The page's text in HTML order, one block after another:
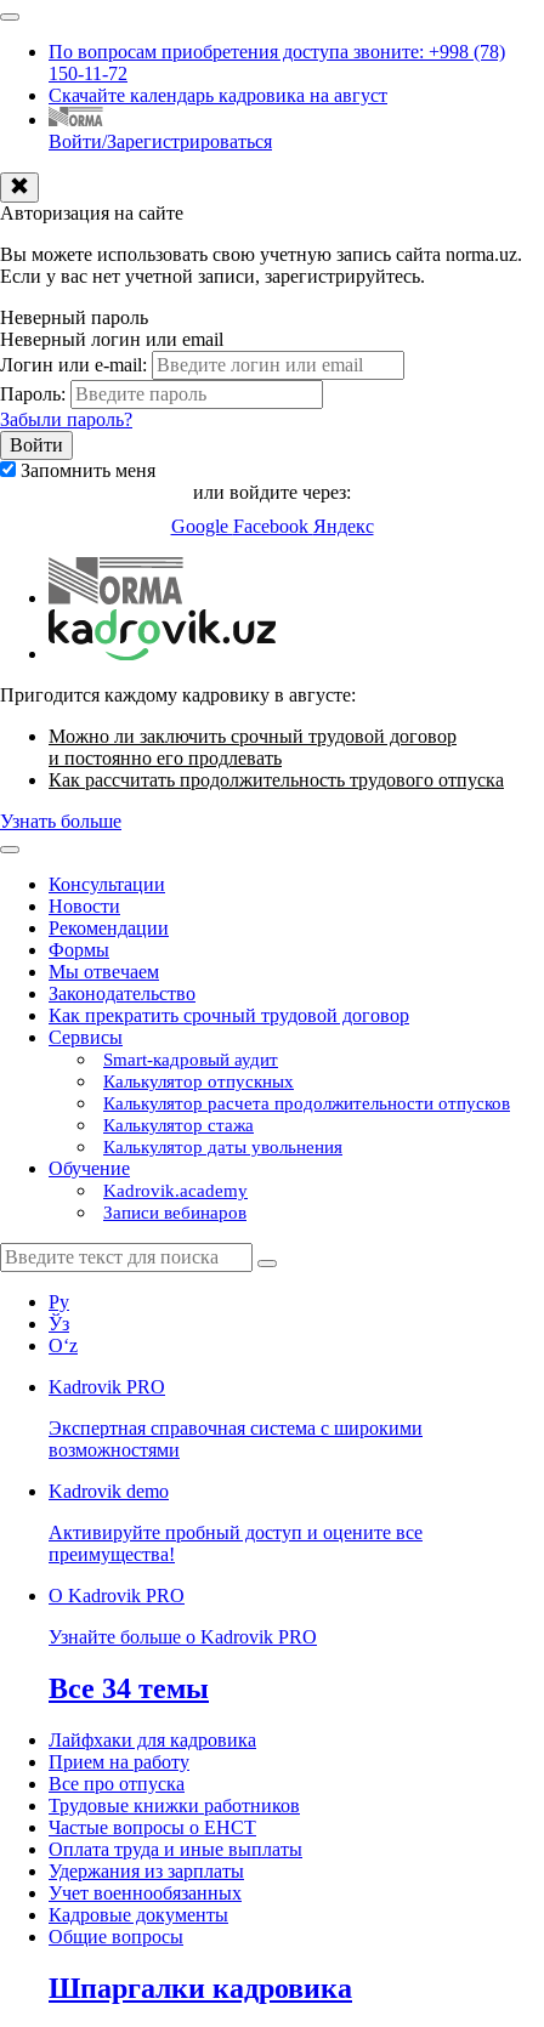
По вопросам приобретения доступа звоните: +998 (78)
150-11-72
Скачайте календарь кадровика на август
Войти/Зарегистрироваться
Авторизация на сайте
Вы можете использовать свою учетную запись сайта norma.uz.
Если у вас нет учетной записи, зарегистрируйтесь.
Неверный пароль
Неверный логин или email
Логин или e-mail:
Пароль:
Забыли пароль?
Запомнить меня
или войдите через:
Google Facebook Яндекс
Пригодится каждому кадровику в августе:
Можно ли заключить срочный трудовой договор
и постоянно его продлевать
Как рассчитать продолжительность трудового отпуска
Узнать больше
Консультации
Новости
Рекомендации
Формы
Мы отвечаем
Законодательство
Как прекратить срочный трудовой договор
Сервисы
Smart-кадровый аудит
Калькулятор отпускных
Калькулятор расчета продолжительности отпусков
Калькулятор стажа
Калькулятор даты увольнения
Обучение
Kadrovik.academy
Записи вебинаров
Ру
Ўз
Oʻz
Kadrovik PRO
Экспертная справочная система с широкими
возможностями
Kadrovik demo
Активируйте пробный доступ и оцените все
преимущества!
О Kadrovik PRO
Узнайте больше о Kadrovik PRO
Все 34 темы
Лайфхаки для кадровика
Прием на работу
Все про отпуска
Трудовые книжки работников
Частые вопросы о ЕНСТ
Оплата труда и иные выплаты
Удержания из зарплаты
Учет военнообязанных
Кадровые документы
Общие вопросы
Шпаргалки кадровика